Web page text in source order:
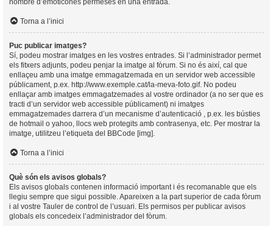
Torna a l’inici
Puc publicar imatges?
Sí, podeu mostrar imatges en les vostres entrades. Si l’administrador permet
els fitxers adjunts, podeu penjar la imatge al fòrum. Si no és així, cal que
enllaçeu amb una imatge emmagatzemada en un servidor web accessible
públicament, p.ex. http://www.exemple.cat/la-meva-foto.gif. No podeu
enllaçar amb imatges emmagatzemades al vostre ordinador (a no ser que es
tracti d’un servidor web accessible públicament) ni imatges
emmagatzemades darrera d’un mecanisme d’autenticació , p.ex. les bústies
de hotmail o yahoo, llocs web protegits amb contrasenya, etc. Per mostrar la
imatge, utilitzeu l’etiqueta del BBCode [img].
Torna a l’inici
Què són els avisos globals?
Els avisos globals contenen informació important i és recomanable que els
llegiu sempre que sigui possible. Apareixen a la part superior de cada fòrum
i al vostre Tauler de control de l’usuari. Els permisos per publicar avisos
globals els concedeix l’administrador del fòrum.